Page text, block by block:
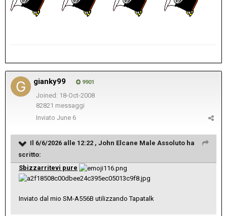
gianky99 9901
Joined: 18-Oct-2008
82821 messaggi
Inviato June 6
Il 6/6/2026 alle 12:22 , John Elcane Male Assoluto ha
scritto:
Sbizzarritevi pure
Inviato dal mio SM-A556B utilizzando Tapatalk